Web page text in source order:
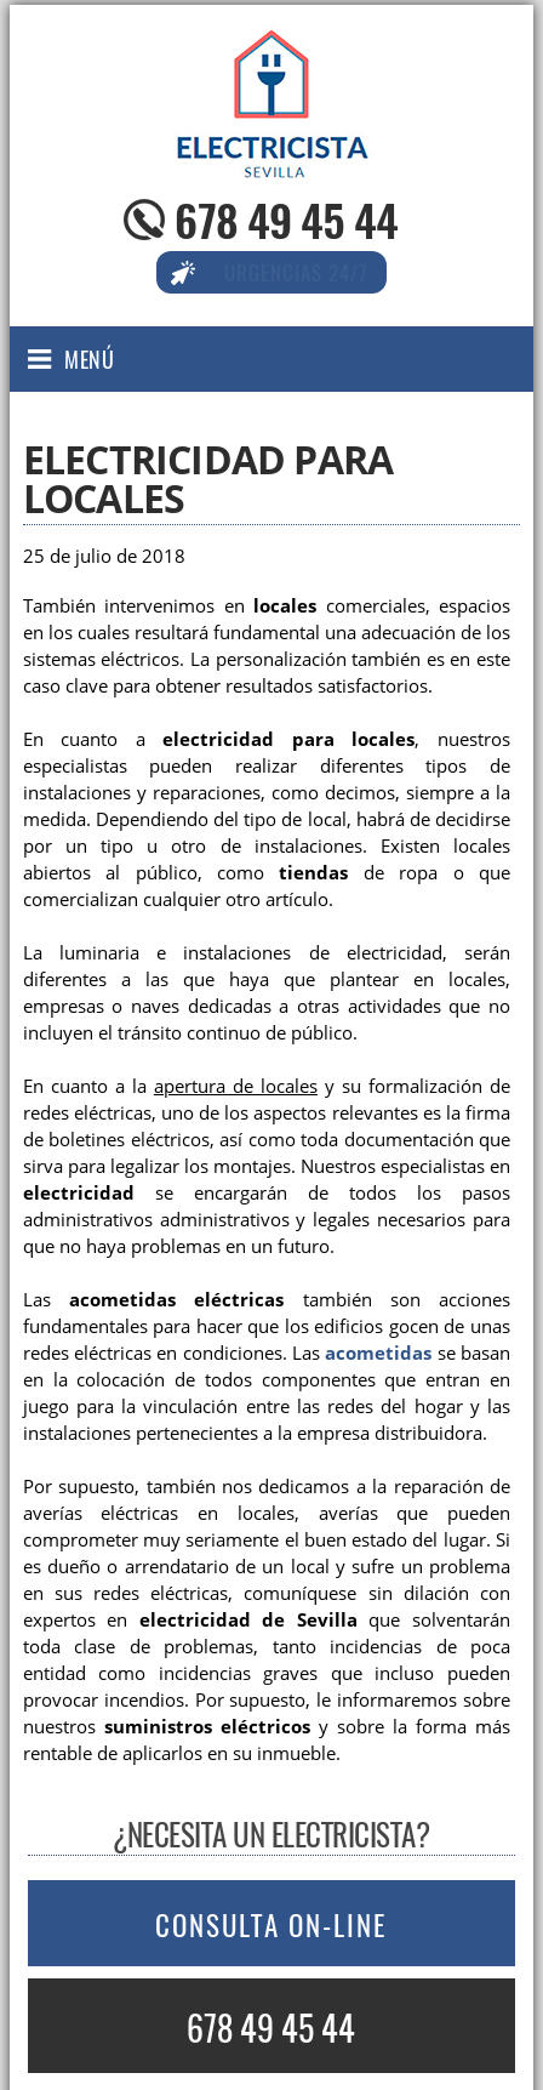
678 49 45 44
MENÚ
ELECTRICIDAD PARA
LOCALES
25 de julio de 2018
También intervenimos en locales comerciales, espacios
en los cuales resultará fundamental una adecuación de los
sistemas eléctricos. La personalización también es en este
caso clave para obtener resultados satisfactorios.
En cuanto aelectricidad para locales, nuestros
especialistas pueden realizar diferentes tipos de
instalaciones y reparaciones, como decimos, siempre a la
medida. Dependiendo del tipo de local, habrá de decidirse
por un tipo u otro de instalaciones. Existen locales
abiertos al público, comotiendas de ropa o que
comercializan cualquier otro artículo.
La luminaria e instalaciones de electricidad, serán
diferentes a las que haya que plantear en locales,
empresas o naves dedicadas a otras actividades que no
incluyen el tránsito continuo de público.
En cuanto a la apertura de localesy su formalización de
redes eléctricas, uno de los aspectos relevantes es la firma
de boletines eléctricos, así como toda documentación que
sirva para legalizar los montajes. Nuestros especialistas en
electricidad
se encargarán de todos los pasos
administrativos administrativos y legales necesarios para
que no haya problemas en un futuro.
Lasacometidas eléctricas también son acciones
fundamentales para hacer que los edificios gocen de unas
redes eléctricas en condiciones. Lasacometidas se basan
en la colocación de todos componentes que entran en
juego para la vinculación entre las redes del hogar y las
instalaciones pertenecientes a la empresa distribuidora.
Por supuesto, también nos dedicamos a la reparación de
averías eléctricas en locales, averías que pueden
comprometer muy seriamente el buen estado del lugar. Si
es dueño o arrendatario de un local y sufre un problema
en sus redes eléctricas, comuníquese sin dilación con
expertos en electricidad de Sevilla que solventarán
toda clase de problemas, tanto incidencias de poca
entidad como incidencias graves que incluso pueden
provocar incendios. Por supuesto, le informaremos sobre
nuestros suministros eléctricosy sobre la forma más
rentable de aplicarlos en su inmueble.
¿NECESITA UN ELECTRICISTA?
CONSULTA ON-LINE
678 49 45 44